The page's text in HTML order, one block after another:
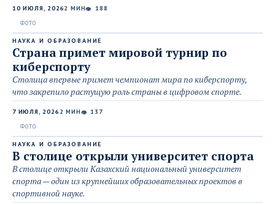
10 ИЮЛЯ, 20262 МИН👁 188
НАУКА И ОБРАЗОВАНИЕ
Страна примет мировой турнир по
киберспорту
Столица впервые примет чемпионат мира по киберспорту,
что закрепило растущую роль страны в цифровом спорте.
7 ИЮЛЯ, 2026 2 МИН👁 137
НАУКА И ОБРАЗОВАНИЕ
В столице открыли университет спорта
В столице открыли Казахский национальный университет
спорта — один из крупнейших образовательных проектов в
спортивной науке.